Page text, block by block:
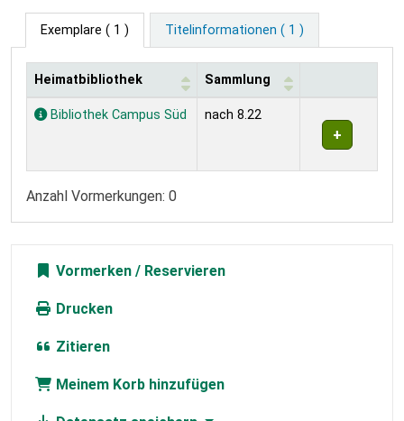
Exemplare ( 1 ) Titelinformationen ( 1 )
Exemplare
Heimatbibliothek Sammlung
Bibliothek Campus Süd nach 8.22
Anzahl Vormerkungen: 0
Vormerken
Drucken
Zitieren
Meinem Korb hinzufügen